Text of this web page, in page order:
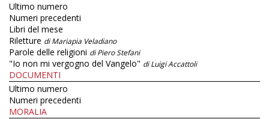
Ultimo numero
Numeri precedenti
Libri del mese
Riletture di Mariapia Veladiano
Parole delle religioni di Piero Stefani
"Io non mi vergogno del Vangelo" di Luigi Accattoli
DOCUMENTI
Ultimo numero
Numeri precedenti
MORALIA